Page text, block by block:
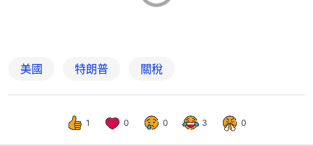
美國 特朗普 關稅
1 0 0 3 0